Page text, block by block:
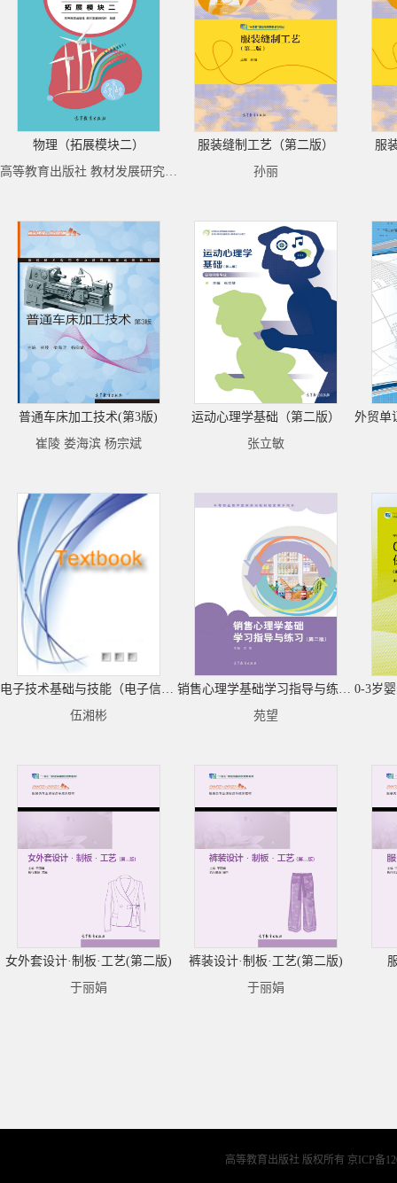
物理（拓展模块二）
高等教育出版社 教材发展研究所 组编
服装缝制工艺（第二版）
孙丽
服
普通车床加工技术(第3版)
崔陵 娄海滨 杨宗斌
运动心理学基础（第二版）
张立敏
电子技术基础与技能（电子信息类）（第3版）
伍湘彬
销售心理学基础学习指导与练习（第二版）
苑望
女外套设计·制板·工艺(第二版)
于丽娟
裤装设计·制板·工艺(第二版)
于丽娟
高等教育出版社 版权所有 京ICP备